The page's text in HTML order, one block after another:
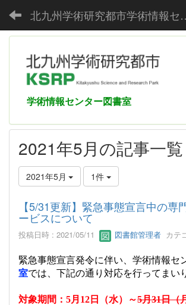
北九州学術
学術情報センター図書室
2021年5月の記事一覧
2021年5月 1件
【5/31更新】緊急事態宣言中の専
ービスについて
投稿日時 : 2021/05/11 図書館管理者 カテ
緊急事態宣言発令に伴い、学術情報セ
室では、下記の通り対応を行ってまい
対象期間：5月12日（水）～5月31日（